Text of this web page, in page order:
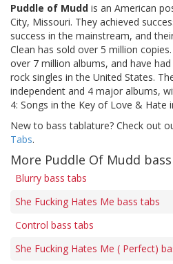
Puddle of Mudd is an American
City, Missouri. They achieved
success in the mainstream, and
Clean has sold over 5 million
over 7 million albums, and have
rock singles in the United States.
independent and 4 major albums,
4: Songs in the Key of Love & Hate
New to bass tablature? Check out
Tabs.
More Puddle Of Mudd
Blurry bass tabs
She Fucking Hates Me bass tabs
Control bass tabs
She Fucking Hates Me ( Perfect)